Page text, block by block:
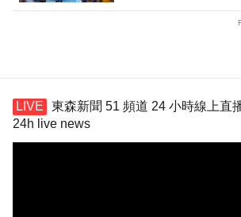
東森新聞 51 頻道 24 小時線上直
24h live news